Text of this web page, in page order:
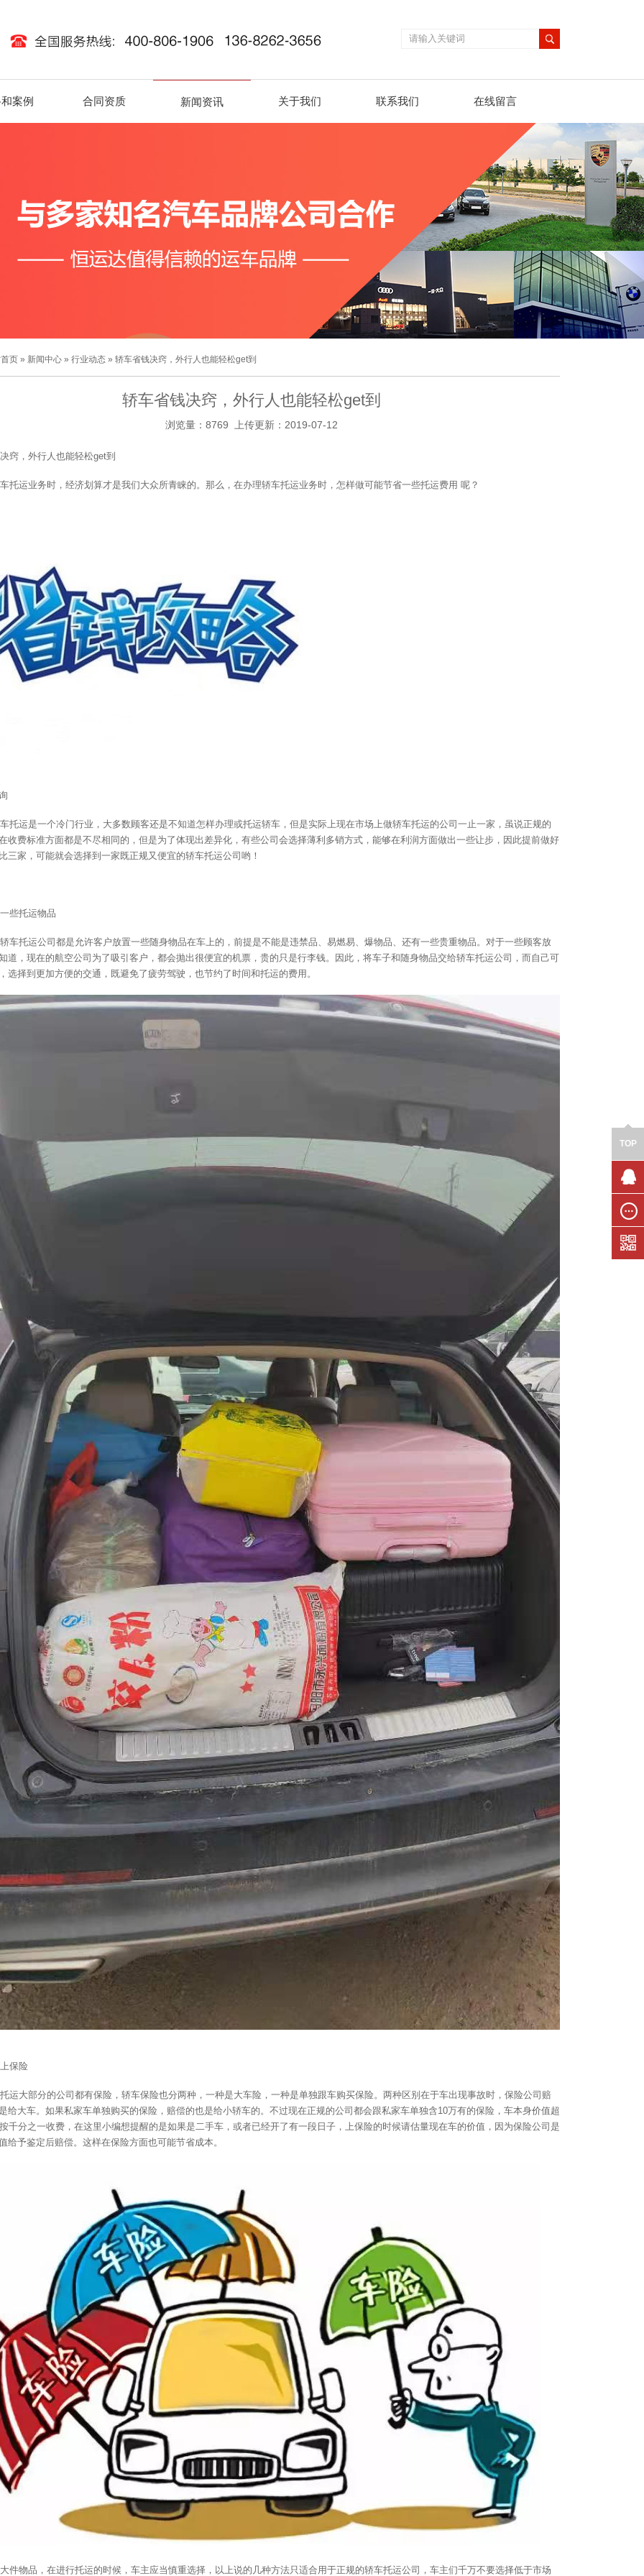
案例 合同资质 新闻资讯 关于我们 联系我们 在线留言
页 » 新闻中心 » 行业动态 » 轿车省钱决窍，外行人也能轻松get到
轿车省钱决窍，外行人也能轻松get到
浏览量：8769 上传更新：2019-07-12
窍，外行人也能轻松get到
托运业务时，经济划算才是我们大众所青睐的。那么，在办理轿车托运业务时，怎样做可能节省一些托运费用 呢？
托运是一个冷门行业，大多数顾客还是不知道怎样办理或托运轿车，但是实际上现在市场上做轿车托运的公司一止一家，虽说正规的
收费标准方面都是不尽相同的，但是为了体现出差异化，有些公司会选择薄利多销方式，能够在利润方面做出一些让步，因此提前做好
三家，可能就会选择到一家既正规又便宜的轿车托运公司哟！
些托运物品
车托运公司都是允许客户放置一些随身物品在车上的，前提是不能是违禁品、易燃易、爆物品、还有一些贵重物品。对于一些顾客放
道，现在的航空公司为了吸引客户，都会抛出很便宜的机票，贵的只是行李钱。因此，将车子和随身物品交给轿车托运公司，而自己可
选择到更加方便的交通，既避免了疲劳驾驶，也节约了时间和托运的费用。
保险
运大部分的公司都有保险，轿车保险也分两种，一种是大车险，一种是单独跟车购买保险。两种区别在于车出现事故时，保险公司赔
给大车。如果私家车单独购买的保险，赔偿的也是给小轿车的。不过现在正规的公司都会跟私家车单独含10万有的保险，车本身价值超
千分之一收费，在这里小编想提醒的是如果是二手车，或者已经开了有一段日子，上保险的时候请估量现在车的价值，因为保险公司是
给予鉴定后赔偿。这样在保险方面也可能节省成本。
件物品，在进行托运的时候，车主应当慎重选择，以上说的几种方法只适合用于正规的轿车托运公司，车主们千万不要选择低于市场
TOP
联系我
在线留